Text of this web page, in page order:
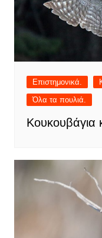
Επιστημονικά.
Όλα τα πουλιά.
Κουκουβάγια